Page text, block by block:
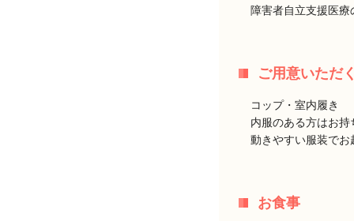
障害者自立支援医
ご用意いただ
コップ・室内履き
内服のある方はお持
動きやすい服装でお
お食事